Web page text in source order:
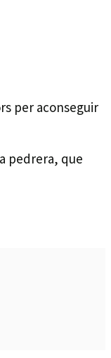
per aconseguir
pedrera, que